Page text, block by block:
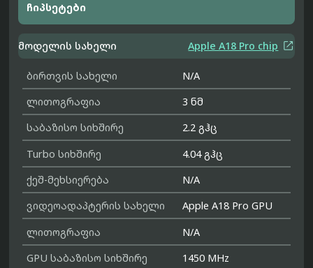
ჩიპსეტები
მოდელის სახელი Apple A18 Pro chip 
ბირთვის სახელი
N/A
ლითოგრაფია
3 ნმ
საბაზისო სიხშირე
2.2 გჰც
Turbo სიხშირე
4.04 გჰც
ქეშ-მეხსიერება
N/A
ვიდეოადაპტერის სახელი
Apple A18 Pro GPU
ლითოგრაფია
N/A
GPU საბაზისო სიხშირე
1450 MHz